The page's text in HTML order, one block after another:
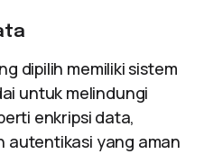
dipilih memiliki sistem
untuk melindungi
enkripsi data,
autentikasi yang aman